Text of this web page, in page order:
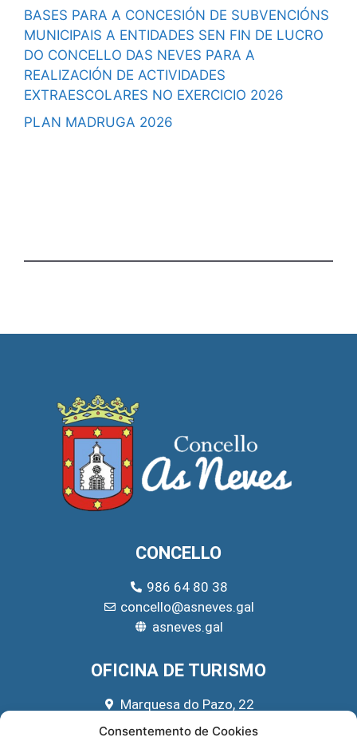
Consentemento de Cookies
BASES PARA A CONCESIÓN DE SUBVENCIÓNS
MUNICIPAIS A ENTIDADES SEN FIN DE LUCRO
DO CONCELLO DAS NEVES PARA A
REALIZACIÓN DE ACTIVIDADES
EXTRAESCOLARES NO EXERCICIO 2026
PLAN MADRUGA 2026
CONCELLO
986 64 80 38
concello@asneves.gal
asneves.gal
OFICINA DE TURISMO
Marquesa do Pazo, 22
666 39 45 65